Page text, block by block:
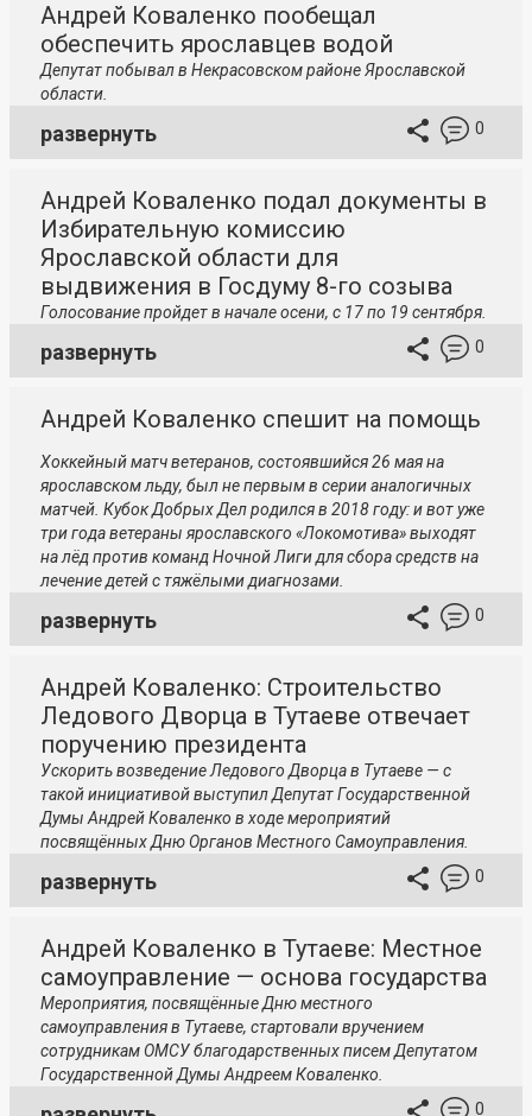
Андрей Коваленко пообещал
обеспечить ярославцев водой
Депутат побывал в Некрасовском районе Ярославской
области.
развернуть 0
Андрей Коваленко подал документы в
Избирательную комиссию
Ярославской области для
выдвижения в Госдуму 8-го созыва
Голосование пройдет в начале осени, с 17 по 19 сентября.
развернуть 0
Андрей Коваленко спешит на помощь
Хоккейный матч ветеранов, состоявшийся 26 мая на
ярославском льду, был не первым в серии аналогичных
матчей. Кубок Добрых Дел родился в 2018 году: и вот уже
три года ветераны ярославского «Локомотива» выходят
на лёд против команд Ночной Лиги для сбора средств на
лечение детей с тяжёлыми диагнозами.
развернуть 0
Андрей Коваленко: Строительство
Ледового Дворца в Тутаеве отвечает
поручению президента
Ускорить возведение Ледового Дворца в Тутаеве — с
такой инициативой выступил Депутат Государственной
Думы Андрей Коваленко в ходе мероприятий
посвящённых Дню Органов Местного Самоуправления.
развернуть 0
Андрей Коваленко в Тутаеве: Местное
самоуправление — основа государства
Мероприятия, посвящённые Дню местного
самоуправления в Тутаеве, стартовали вручением
сотрудникам ОМСУ благодарственных писем Депутатом
Государственной Думы Андреем Коваленко.
0